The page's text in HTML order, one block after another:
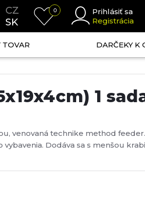
CZ
SK
0
Prihlásiť sa
Registrácia
TOVAR DARČEKY K
1
venovaná technike method
Dodáva sa s menšou